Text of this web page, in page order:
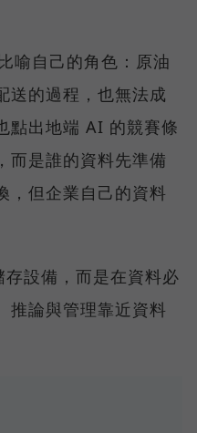
喻自己的角色：原油
送的過程，也無法成
點出地端 AI 的競賽條
是誰的資料先準備
，但企業自己的資料
設備，而是在資料必
推論與管理靠近資料